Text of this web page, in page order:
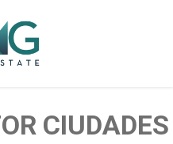
CIUDADES